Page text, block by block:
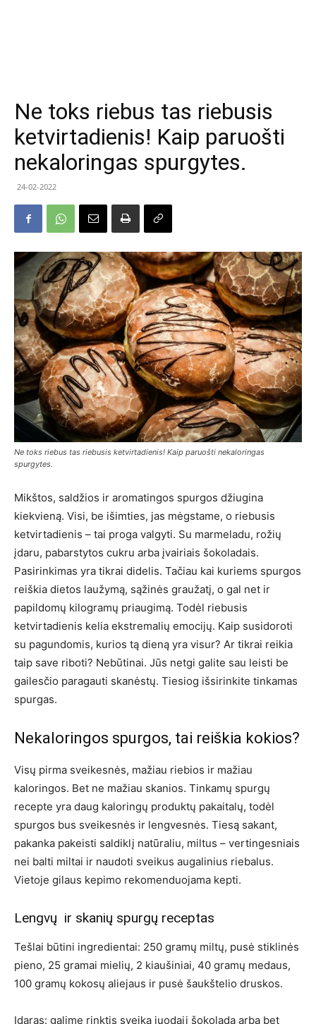
Ne toks riebus tas riebusis
ketvirtadienis! Kaip paruošti
nekaloringas spurgytes.
24-02-2022
Ne toks riebus tas riebusis ketvirtadienis! Kaip paruošti nekaloringas
spurgytes.
Mikštos, saldžios ir aromatingos spurgos džiugina
kiekvieną. Visi, be išimties, jas mėgstame, o riebusis
ketvirtadienis – tai proga valgyti. Su marmeladu, rožių
įdaru, pabarstytos cukru arba įvairiais šokoladais.
Pasirinkimas yra tikrai didelis. Tačiau kai kuriems spurgos
reiškia dietos laužymą, sąžinės graužatį, o gal net ir
papildomų kilogramų priaugimą. Todėl riebusis
ketvirtadienis kelia ekstremalių emocijų. Kaip susidoroti
su pagundomis, kurios tą dieną yra visur? Ar tikrai reikia
taip save riboti? Nebūtinai. Jūs netgi galite sau leisti be
gailesčio paragauti skanėstų. Tiesiog išsirinkite tinkamas
spurgas.
Nekaloringos spurgos, tai reiškia kokios?
Visų pirma sveikesnės, mažiau riebios ir mažiau
kaloringos. Bet ne mažiau skanios. Tinkamų spurgų
recepte yra daug kaloringų produktų pakaitalų, todėl
spurgos bus sveikesnės ir lengvesnės. Tiesą sakant,
pakanka pakeisti saldiklį natūraliu, miltus – vertingesniais
nei balti miltai ir naudoti sveikus augalinius riebalus.
Vietoje gilaus kepimo rekomenduojama kepti.
Lengvų ir skanių spurgų receptas
Tešlai būtini ingredientai: 250 gramų miltų, pusė stiklinės
pieno, 25 gramai mielių, 2 kiaušiniai, 40 gramų medaus,
100 gramų kokosų aliejaus ir pusė šaukštelio druskos.
Įdaras: galime rinktis sveiką juodąjį šokoladą arba bet